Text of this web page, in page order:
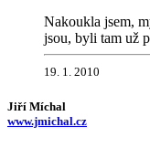
Nakoukla jsem,
jsou, byli tam už
19. 1. 2010
Jiří Míchal
www.jmichal.cz